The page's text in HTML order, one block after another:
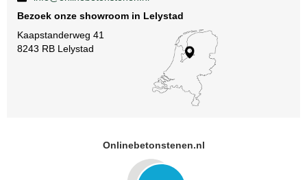
Bezoek onze showroom in Lelystad
Kaapstanderweg 41
8243 RB Lelystad
Onlinebetonstenen.nl